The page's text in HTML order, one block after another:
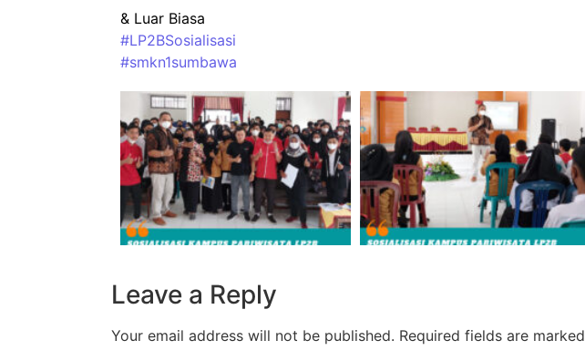
& Luar Biasa
#LP2BSosialisasi
#smkn1sumbawa
Leave a Reply
Your email address will not be published. Required fields are marked